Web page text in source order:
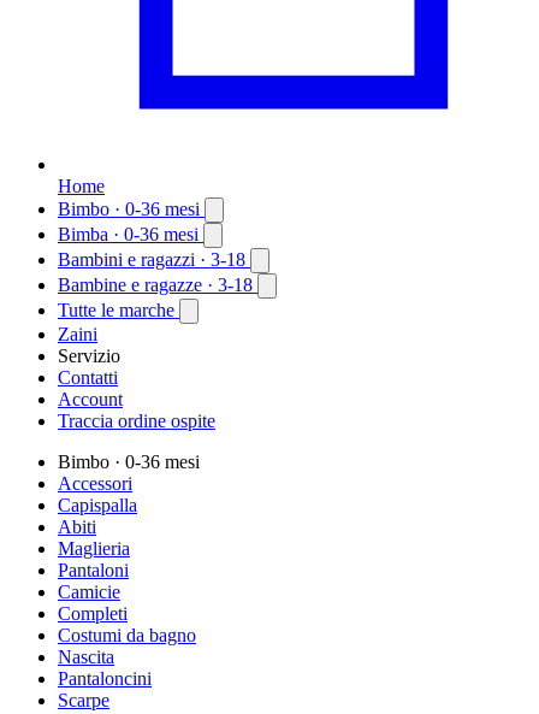
Home
Bimbo · 0-36 mesi
Bimba · 0-36 mesi
Bambini e ragazzi · 3-18
Bambine e ragazze · 3-18
Tutte le marche
Zaini
Servizio
Contatti
Account
Traccia ordine ospite
Bimbo · 0-36 mesi
Accessori
Capispalla
Abiti
Maglieria
Pantaloni
Camicie
Completi
Costumi da bagno
Nascita
Pantaloncini
Scarpe